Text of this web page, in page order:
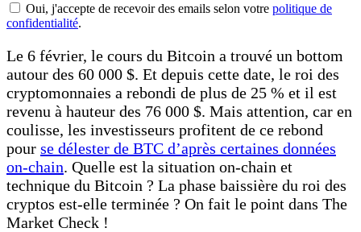
Oui, j'accepte de recevoir des emails selon votre politique de
confidentialité.
Le 6 février, le cours du Bitcoin a trouvé un bottom
autour des 60 000 $. Et depuis cette date, le roi des
cryptomonnaies a rebondi de plus de 25 % et il est
revenu à hauteur des 76 000 $. Mais attention, car en
coulisse, les investisseurs profitent de ce rebond
pour se délester de BTC d’après certaines données
on-chain. Quelle est la situation on-chain et
technique du Bitcoin ? La phase baissière du roi des
cryptos est-elle terminée ? On fait le point dans The
Market Check !